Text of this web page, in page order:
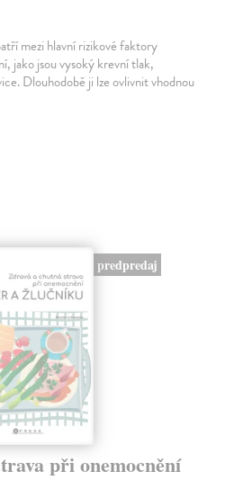
mezi hlavní rizikové faktory
jako jsou vysoký krevní tlak,
Dlouhodobě ji lze ovlivnit vhodnou
predpredaj
při onemocnění